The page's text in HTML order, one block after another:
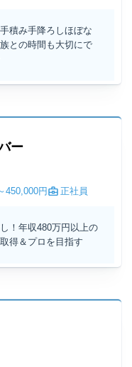
積み手降ろしほぼな
との時間も大切にで
ー
450,000円 正社員
！年収480万円以上の
得＆プロを目指す